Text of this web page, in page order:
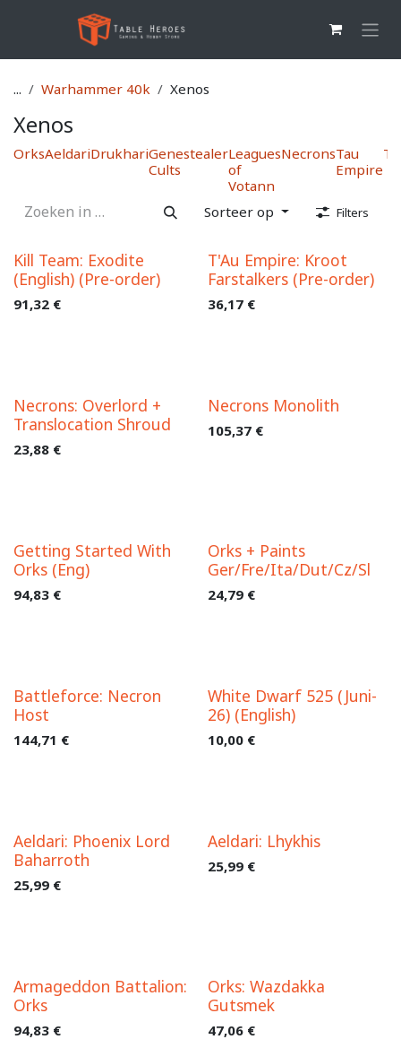
Overslaan naar inhoud
... Warhammer 40k Xenos
Xenos
OrksAeldariDrukhariGenestealer
Cults
Leagues
of
Votann
NecronsTau
Empire
Sorteer op Filters
Kill Team: Exodite
(English) (Pre-order)
91,32 €
T'Au Empire: Kroot
Farstalkers (Pre-order)
36,17€
Necrons: Overlord +
Translocation Shroud
23,88 €
Necrons Monolith
105,37€
Getting Started With
Orks (Eng)
94,83 €
Orks + Paints
Ger/Fre/Ita/Dut/Cz/Sl
24,79€
Battleforce: Necron
Host
144,71 €
White Dwarf 525 (Juni-
26) (English)
10,00€
Aeldari: Phoenix Lord
Baharroth
25,99 €
Aeldari: Lhykhis
25,99€
Armageddon Battalion:
Orks
94,83 €
Orks: Wazdakka
Gutsmek
47,06€